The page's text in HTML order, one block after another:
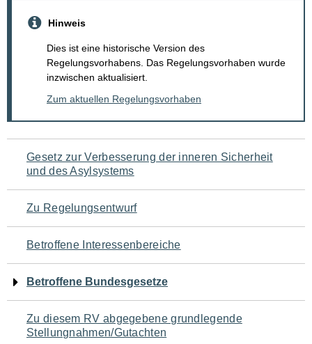
Hinweis
Dies ist eine historische Version des
Regelungsvorhabens. Das Regelungsvorhaben wurde
inzwischen aktualisiert.
Zum aktuellen Regelungsvorhaben
Navigation
für
den
Seiteninhalt
Gesetz zur Verbesserung der inneren Sicherheit
und des Asylsystems
Zu Regelungsentwurf
Betroffene Interessenbereiche
Betroffene Bundesgesetze
Zu diesem RV abgegebene grundlegende
Stellungnahmen/Gutachten